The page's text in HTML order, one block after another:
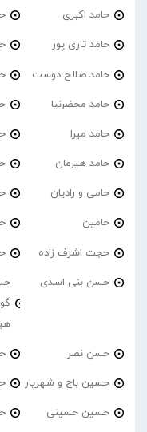
حامد اکبری
حامد تاری پور
حامد صالح دوست
حامد محضرنیا
حامد میرا
حامد هیرمان
حامی و رادیان
حامین
حجت اشرف زاده
حسن بنی اسدی
حسن نصر
حسین باج و شهریار
حسین حسینی